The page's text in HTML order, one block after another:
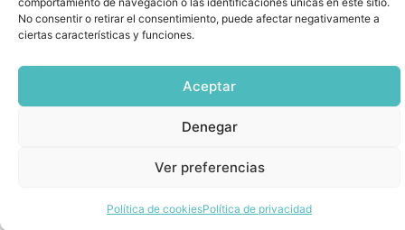
No consentir o retirar el consentimiento, puede afectar negativamente a
ciertas características y funciones.
Aceptar
Denegar
Ver preferencias
Política de cookiesPolítica de privacidad
28001
915 759 800
932 014 655
Copyright © 2025 FENIN |
reservados
Política
de
privacidad
|Cookies
|Aviso
|SIIF(Canal
|Políticas